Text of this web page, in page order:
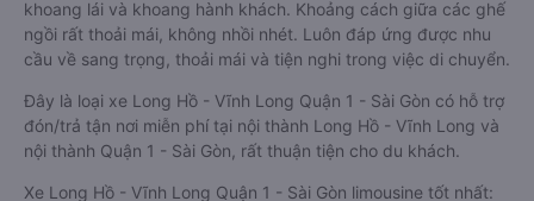
khoang lái và khoang hành khách. Khoảng cách giữa các ghế
ngồi rất thoải mái, không nhồi nhét. Luôn đáp ứng được nhu
cầu về sang trọng, thoải mái và tiện nghi trong việc di chuyển.
Đây là loại xe Long Hồ - Vĩnh Long Quận 1 - Sài Gòn có hỗ trợ
đón/trả tận nơi miễn phí tại nội thành Long Hồ - Vĩnh Long và
nội thành Quận 1 - Sài Gòn, rất thuận tiện cho du khách.
Xe Long Hồ - Vĩnh Long Quận 1 - Sài Gòn limousine tốt nhất: